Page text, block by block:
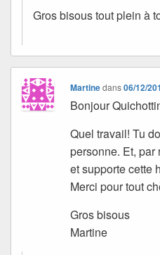
Gros bisous tout plein à
Martinedans06/12/
Bonjour
Quel travail! Tu
personne. Et,
et supporte cette
Merci pour tout
Gros bisous
Martine